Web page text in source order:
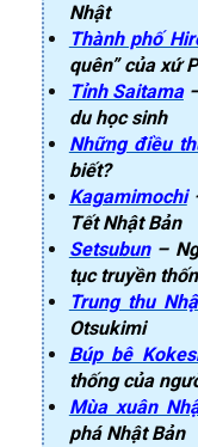
Nhật
Thành phố
quên” của xứ
Tỉnh Saitama
du học sinh
Những điều
biết?
Kagamimochi
Tết Nhật Bản
Setsubun–
tục truyền
Trung thu
Otsukimi
Búp bê
thống của
Mùa xuân
phá Nhật Bản